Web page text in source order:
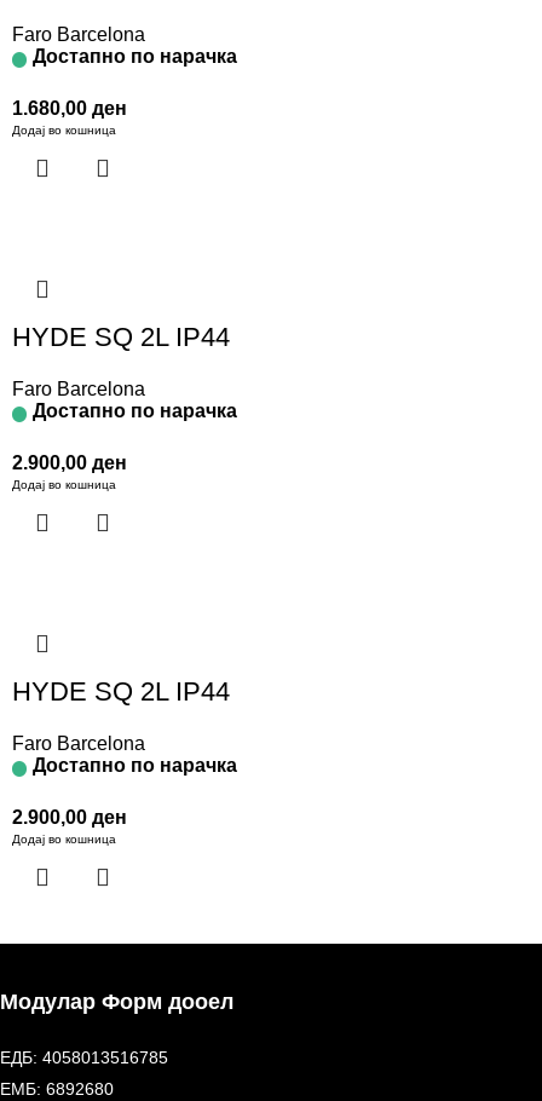
Faro Barcelona
Достапно по нарачка
1.680,00 ден
Додај во кошница
HYDE SQ 2L IP44
Faro Barcelona
Достапно по нарачка
2.900,00 ден
Додај во кошница
HYDE SQ 2L IP44
Faro Barcelona
Достапно по нарачка
2.900,00 ден
Додај во кошница
Модулар Форм дооел
ЕДБ: 4058013516785
ЕМБ: 6892680